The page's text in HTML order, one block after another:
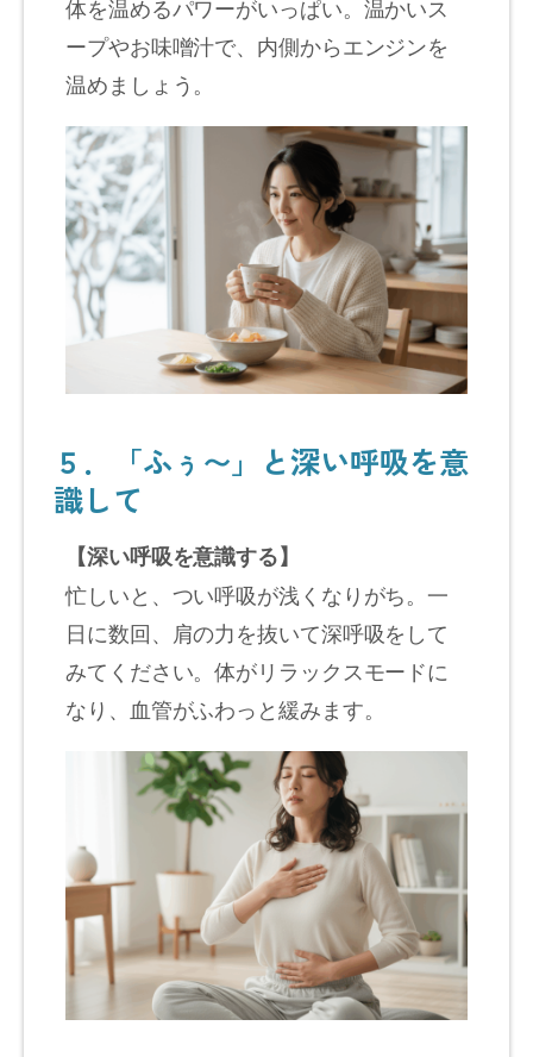
体を温めるパワーがいっぱい。温かいス
ープやお味噌汁で、内側からエンジンを
温めましょう。
５．「ふぅ〜」と深い呼吸を意
識して
【深い呼吸を意識する】
忙しいと、つい呼吸が浅くなりがち。一
日に数回、肩の力を抜いて深呼吸をして
みてください。体がリラックスモードに
なり、血管がふわっと緩みます。